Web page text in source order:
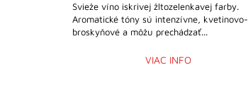
Svieže víno iskrivej žltozelenkavej farby.
Aromatické tóny sú intenzívne, kvetinovo-
broskyňové a môžu prechádzať...
VIAC INFO